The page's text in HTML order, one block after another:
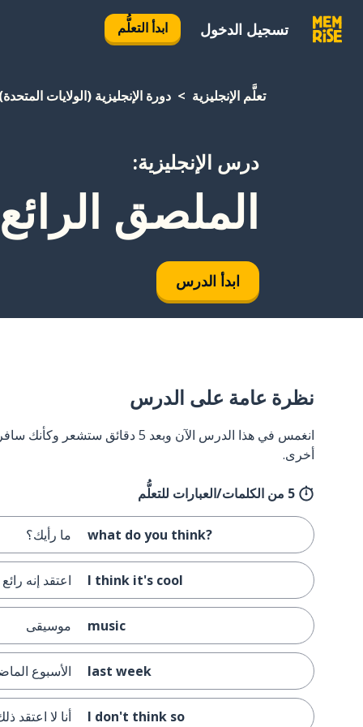
تسجيل الدخول ابدأ التعلُّم
تعلَّم الإنجليزية دورة الإنجليزية (الولايات المتحدة)
درس الإنجليزية:
الملصق الرائع
ابدأ الدرس
نظرة عامة على الدرس
انغمس في هذا الدرس الآن وبعد 5
أخرى.
5 من الكلمات/العبارات للتعلُّم
what do you think? ما رأيك؟
I think it's cool اعتقد إنه رائع
music موسيقى
last week الأسبوع
I don't think so أنا لا اعتقد